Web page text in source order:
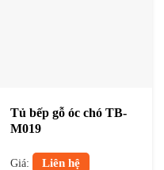
Tủ bếp gỗ óc chó TB-
M019
Giá: Liên hệ